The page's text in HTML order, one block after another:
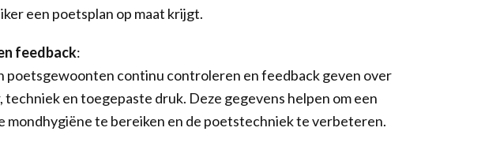
een poetsplan op maat krijgt.
feedback:
poetsgewoonten continu controleren en feedback geven over
techniek en toegepaste druk. Deze gegevens helpen om een
mondhygiëne te bereiken en de poetstechniek te verbeteren.